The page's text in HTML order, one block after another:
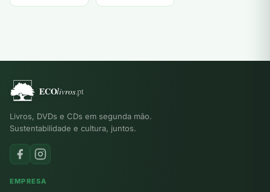
Livros, DVDs e CDs em segunda mão.
Sustentabilidade e cultura, juntos.
EMPRESA